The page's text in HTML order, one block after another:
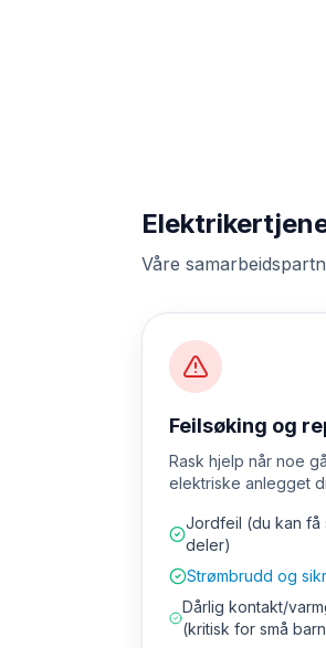
Våre
Feilsøking og
Rask hjelp når noe
elektriske anlegget
Jordfeil (du kan få
deler)
Strømbrudd og
Dårlig kontakt/
(kritisk for små